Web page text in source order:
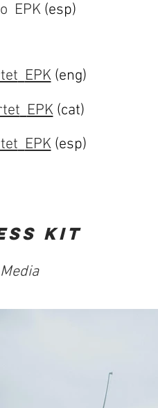
EPK (esp)
EPK(eng)
EPK(cat)
EPK(esp)
kit